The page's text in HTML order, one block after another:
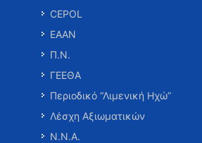
CEPOL
ΕΑΑΝ
Π.Ν.
ΓΕΕΘΑ
Περιοδικό “Λιμενική Ηχώ”
Λέσχη Αξιωματικών
Ν.Ν.Α.